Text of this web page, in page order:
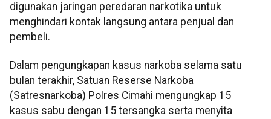
digunakan jaringan peredaran narkotika untuk
menghindari kontak langsung antara penjual dan
pembeli.
Dalam pengungkapan kasus narkoba selama satu
bulan terakhir, Satuan Reserse Narkoba
(Satresnarkoba) Polres Cimahi mengungkap 15
kasus sabu dengan 15 tersangka serta menyita